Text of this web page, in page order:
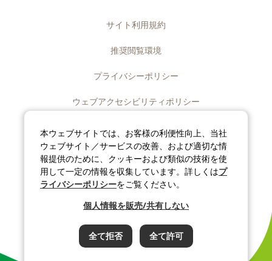
サイト利用規約
推奨閲覧環境
プライバシーポリシー
ウェブアクセシビリティポリシー
ディスクロージャーポリシー
ソーシャルメディアポリシー
サイトマップ
©J-OIL MILLS, INC. All rights reserved.
本ウェブサイトでは、お客様の利便性向上、当社
ウェブサイト／サービスの改善、および適切な情
報提供のために、クッキーおよび類似の技術を使
用して一定の情報を収集しています。詳しくはプ
ライバシーポリシーをご覧ください。
個人情報を販売/共有しない
全て拒否 全て許可